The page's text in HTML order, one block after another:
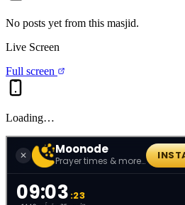
No posts yet from this masjid.
Live Screen
Full screen
Loading…